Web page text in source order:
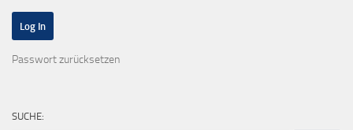
Passwort zurücksetzen
SUCHE: